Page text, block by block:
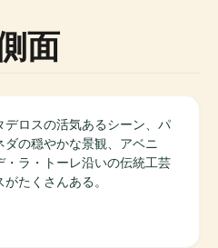
面
デロスの活気あるシーン、パ
ダの穏やかな景観、アベニ
・ラ・トーレ沿いの伝統工芸
たくさんある。